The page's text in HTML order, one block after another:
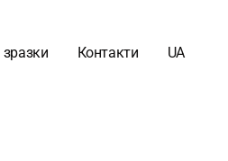
Контакти UA